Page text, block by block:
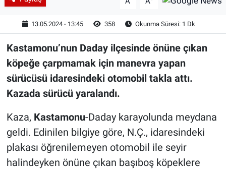
13.05.2024 - 13:45 358 Okunma Süresi: 1 Dk
Kastamonu’nun Daday ilçesinde önüne çıkan
köpeğe çarpmamak için manevra yapan
sürücüsü idaresindeki otomobil takla attı.
Kazada sürücü yaralandı.
Kaza, Kastamonu-Daday karayolunda meydana
geldi. Edinilen bilgiye göre, N.Ç., idaresindeki
plakası öğrenilemeyen otomobil ile seyir
halindeyken önüne çıkan başıboş köpeklere